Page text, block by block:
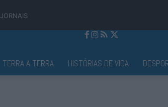
JORNAIS
TERRA A TERRA HISTÓRIAS DE VIDA